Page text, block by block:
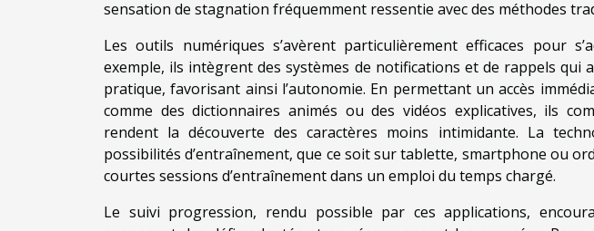
sensation de stagnation fréquemment ressentie avec des méthodes
Les outils numériques s’avèrent particulièrement efficaces pour
exemple, ils intègrent des systèmes de notifications et de rappels qui
pratique, favorisant ainsi l’autonomie. En permettant un accès
comme des dictionnaires animés ou des vidéos explicatives, ils
rendent la découverte des caractères moins intimidante. La
possibilités d’entraînement, que ce soit sur tablette, smartphone ou
courtes sessions d’entraînement dans un emploi du temps chargé.
Le suivi progression, rendu possible par ces applications,